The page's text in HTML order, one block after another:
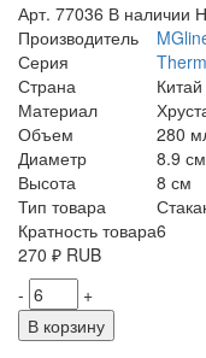
Арт. 77036 В наличии
Производитель
Серия
Страна
Китай
Материал
Объем
280
Диаметр
8.9 см
Высота
8 см
Тип товара
Кратность товара6
270 ₽ RUB
-
+
В корзину